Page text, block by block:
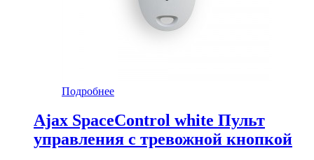
Подробнее
Ajax SpaceControl white Пульт
управления с тревожной кнопкой